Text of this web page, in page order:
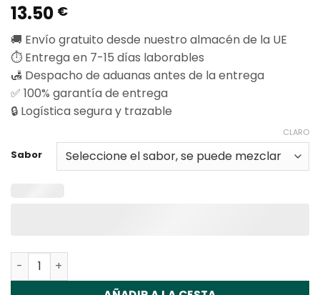
13.50 €
🚚 Envío gratuito desde nuestro almacén de la UE
⏱️ Entrega en 7-15 días laborables
🛃 Despacho de aduanas antes de la entrega
✅ 100% garantía de entrega
🔒 Logística segura y trazable
Sabor
CLARO
Cantidad Vapsolo Sixer 180K Disposable Vape Wholesale